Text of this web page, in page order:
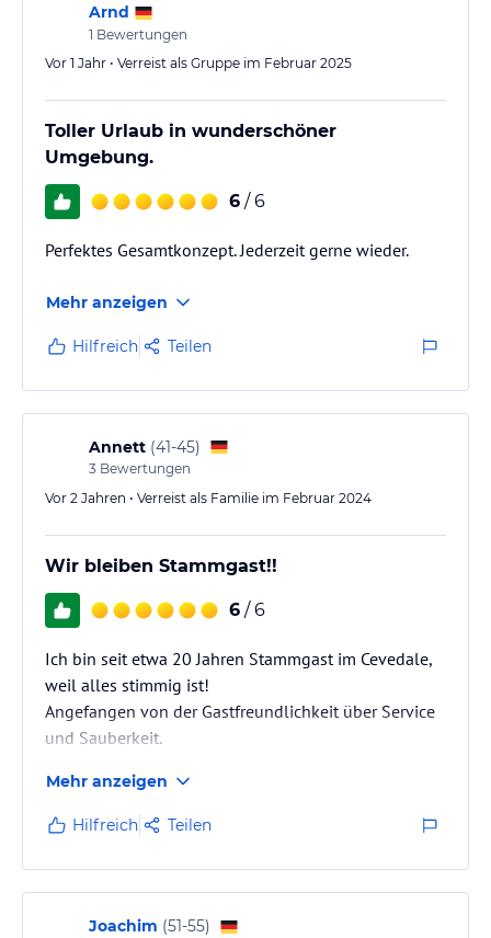
Arnd
1 Bewertungen
Vor 1 Jahr • Verreist als Gruppe im Februar 2025
Toller Urlaub in wunderschöner
Umgebung.
6 / 6
Perfektes Gesamtkonzept. Jederzeit gerne wieder.
Mehr anzeigen
Hilfreich Teilen
Annett (41-45)
3 Bewertungen
Vor 2 Jahren • Verreist als Familie im Februar 2024
Wir bleiben Stammgast!!
6 / 6
Ich bin seit etwa 20 Jahren Stammgast im Cevedale,
weil alles stimmig ist!
Angefangen von der Gastfreundlichkeit über Service
und Sauberkeit.
Mehr anzeigen
Hilfreich Teilen
Joachim (51-55)